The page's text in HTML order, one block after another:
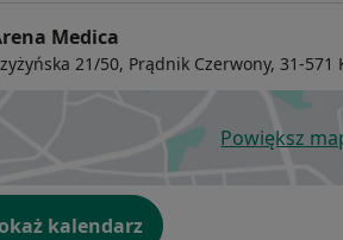
Medica
21/50, Prądnik Czerwony, 31-571
Powiększ
kalendarz